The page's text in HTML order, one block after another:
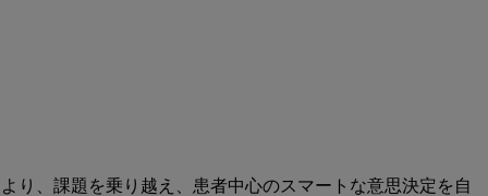
り、課題を乗り越え、患者中心のスマートな意思決定を自